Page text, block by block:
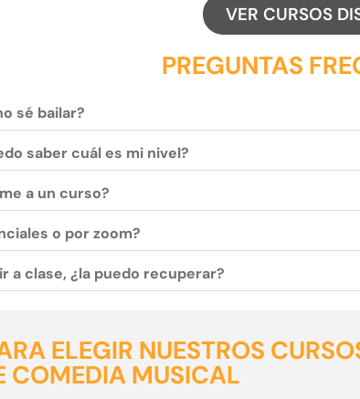
VER CURSOS
PREGUNTAS
sé bailar?
saber cuál es mi nivel?
a un curso?
o por zoom?
a clase, ¿la puedo recuperar?
ELEGIR NUESTROS
COMEDIA MUSICAL